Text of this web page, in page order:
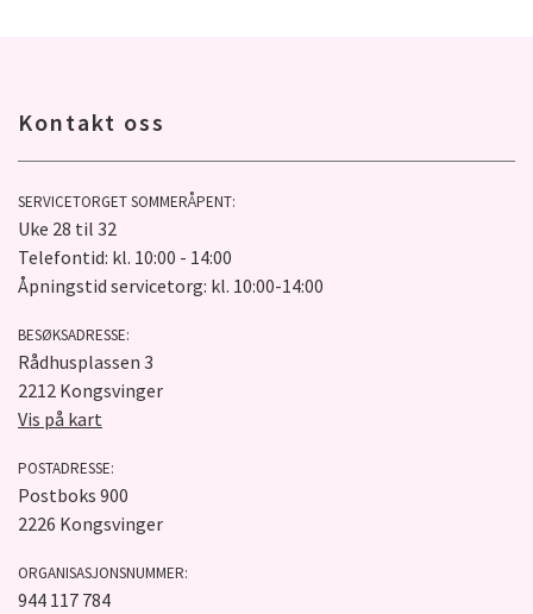
Kontakt oss
SERVICETORGET SOMMERÅPENT:
Uke 28 til 32
Telefontid: kl. 10:00 - 14:00
Åpningstid servicetorg: kl. 10:00-14:00
BESØKSADRESSE:
Rådhusplassen 3
2212 Kongsvinger
Vis på kart
POSTADRESSE:
Postboks 900
2226 Kongsvinger
ORGANISASJONSNUMMER:
944 117 784